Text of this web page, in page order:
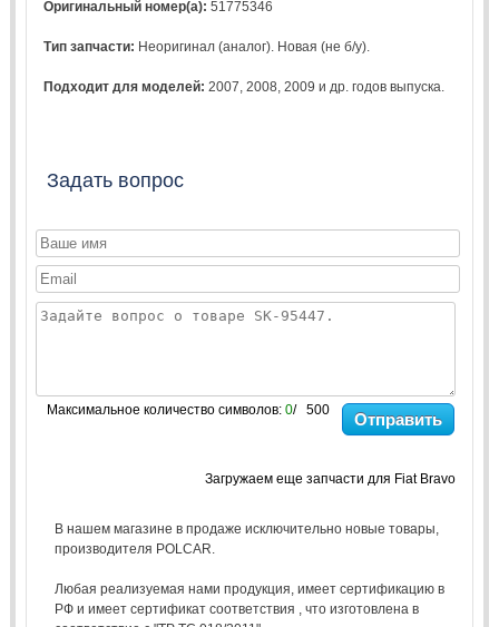
Оригинальный номер(а):51775346
Тип запчасти: Неоригинал (аналог). Новая (не б/у).
Подходит для моделей: 2007 ,2008 ,2009 и др. годов выпуска.
Задать вопрос
Максимальное количество символов: 0/ 500 Отправить
Загружаем еще запчасти для Fiat Bravo
В нашем магазине в продаже исключительно новые товары,
производителя POLCAR.
Любая реализуемая нами продукция, имеет сертификацию в
РФ и имеет сертификат соответствия , что изготовлена в